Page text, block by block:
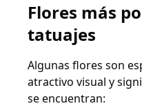
Flores más
tatuajes
Algunas flores son
atractivo visual y
se encuentran: